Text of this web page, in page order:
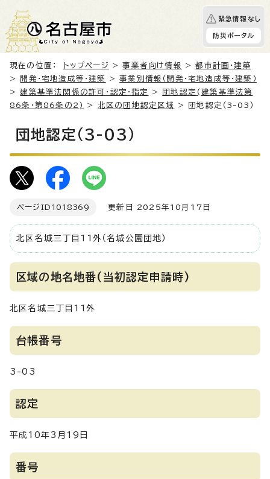
緊急情報なし
防災ポータル
現在の位置： トップページ >事業者向け情報 >都市計画・建築
>
開発・宅地造成等・建築 >事業別情報（開発・宅地造成等・建築）
>建築基準法関係の許可・認定・指定 >
団地認定(建築基準法第
86条・第86条の2)
> 北区の団地認定区域 > 団地認定（3-03）
団地認定（3-03）
ページID 1018369 更新日 2025年10月17日
北区名城三丁目11外（名城公園団地）
区域の地名地番(当初認定申請時)
北区名城三丁目11外
台帳番号
3-03
認定
平成10年3月19日
番号